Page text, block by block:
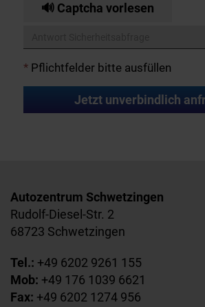
🔊 Captcha vorlesen
* Pflichtfelder bitte ausfüllen
Jetzt unverbindlich
Autozentrum Schwetzingen
Rudolf-Diesel-Str. 2
68723 Schwetzingen
Tel.: +49 6202 9261 155
Mob: +49 176 1039 6621
Fax: +49 6202 1274 956